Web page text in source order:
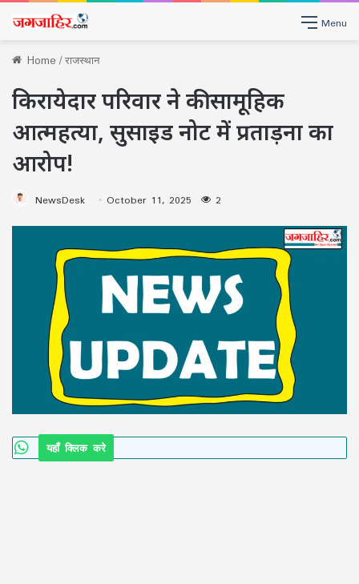
Menu
Home/राजस्थान
किरायेदार परिवार ने की सामूहिक
आत्महत्या, सुसाइड नोट में प्रताड़ना का
आरोप!
NewsDesk October 11, 2025 2
यहाँ क्लिक करे